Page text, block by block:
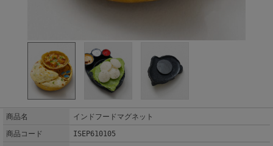
商品名
インドフードマグネット
商品コード
ISEP610105